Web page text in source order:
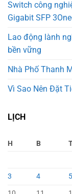
Switch công
Gigabit SFP
Lao động lành
bền vững
Nhà Phố Thanh
Vì Sao Nên Đặt
LỊCH
H B
3
4 5